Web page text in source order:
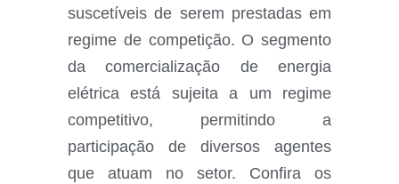
suscetíveis de serem prestadas em
regime de competição. O segmento
da comercialização de energia
elétrica está sujeita a um regime
competitivo, permitindo a
participação de diversos agentes
que atuam no setor. Confira os